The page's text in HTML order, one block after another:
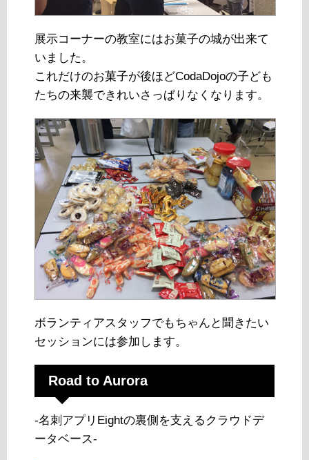
展示コーナーの教室にはお菓子の城が出来て
いました。
これだけのお菓子が後ほどCodaDojoの子ども
たちの来襲できれいさっぱりなくなります。
ボランティアスタッフでもちゃんと聞きたい
セッションには参加します。
Road to Aurora
-名刺アプリEightの裏側を支えるクラウドデ
ータベース-